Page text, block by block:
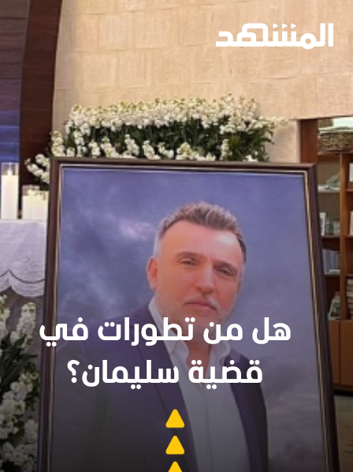
هل من تطورات في
قضية سليمان؟